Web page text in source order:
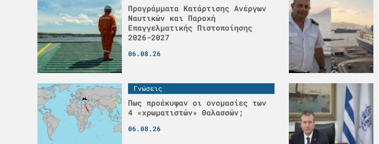
Προγράμματα Κατάρτισης Ανέργων
Ναυτικών και Παροχή
Επαγγελματικής Πιστοποίησης
2026-2027
06.08.26
Γνώσεις
Πως προέκυψαν οι ονομασίες των
4 «χρωματιστών» Θαλασσών;
06.08.26